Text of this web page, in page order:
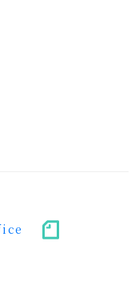
（個（事
note